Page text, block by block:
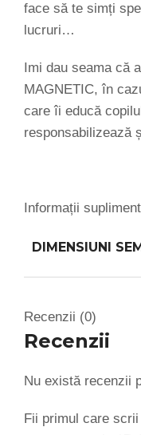
face să te simți
lucruri…
Imi dau seama că
MAGNETIC, în
care îi educă
responsabilizează
Informații
DIMENSIUNI
Recenzii (0)
Recenzii
Nu există recenzii
Fii primul care